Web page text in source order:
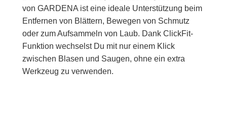
von GARDENA ist eine ideale Unterstützung beim
Entfernen von Blättern, Bewegen von Schmutz
oder zum Aufsammeln von Laub. Dank ClickFit-
Funktion wechselst Du mit nur einem Klick
zwischen Blasen und Saugen, ohne ein extra
Werkzeug zu verwenden.